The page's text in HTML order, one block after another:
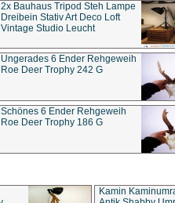
2x Bauhaus Tripod Steh Lampe
Dreibein Stativ Art Deco Loft
Vintage Studio Leucht
Ungerades 6 Ender Rehgeweih
Roe Deer Trophy 242 G
Schönes 6 Ender Rehgeweih
Roe Deer Trophy 186 G
Kamin